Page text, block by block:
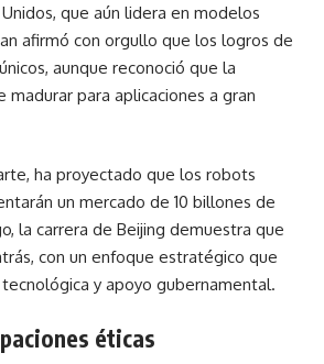
que aún lidera en modelos
afirmó con orgullo que los logros de
aunque reconoció que la
para aplicaciones a gran
ha proyectado que los robots
un mercado de 10 billones de
la carrera de Beijing demuestra que
con un enfoque estratégico que
y apoyo gubernamental.
éticas